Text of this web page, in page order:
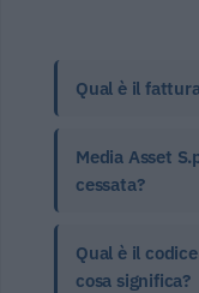
Qual è il
Media Asset
cessata?
Qual è il
cosa significa?